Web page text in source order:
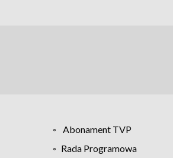
Abonament TVP
Rada Programowa